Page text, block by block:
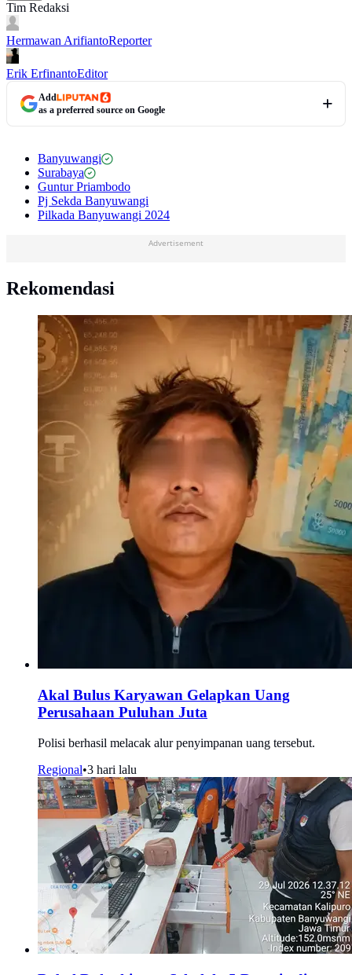
Tim Redaksi
Hermawan ArifiantoReporter
Erik ErfinantoEditor
Add
as a preferred source on Google
Banyuwangi
Surabaya
Guntur Priambodo
Pj Sekda Banyuwangi
Pilkada Banyuwangi 2024
Advertisement
Rekomendasi
Akal Bulus Karyawan Gelapkan Uang
Perusahaan Puluhan Juta
Polisi berhasil melacak alur penyimpanan uang tersebut.
Regional•3 hari lalu